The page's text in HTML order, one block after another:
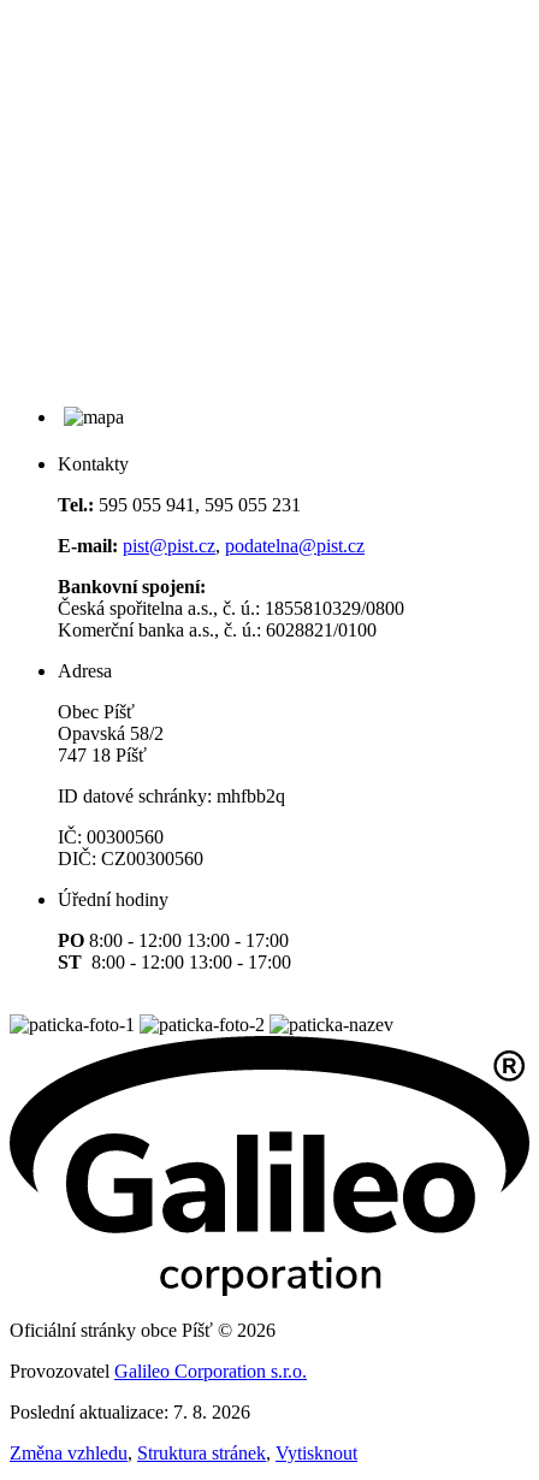
Kontakty
Tel.: 595 055 941, 595 055 231
E-mail: pist@pist.cz, podatelna@pist.cz
Bankovní spojení:
Česká spořitelna a.s., č. ú.: 1855810329/0800
Komerční banka a.s., č. ú.: 6028821/0100
Adresa
Obec Píšť
Opavská 58/2
747 18 Píšť
ID datové schránky: mhfbb2q
IČ: 00300560
DIČ: CZ00300560
Úřední hodiny
PO 8:00 - 12:00 13:00 - 17:00
ST 8:00 - 12:00 13:00 - 17:00
Oficiální stránky obce Píšť © 2026
Provozovatel Galileo Corporation s.r.o.
Poslední aktualizace: 7. 8. 2026
Změna vzhledu, Struktura stránek, Vytisknout